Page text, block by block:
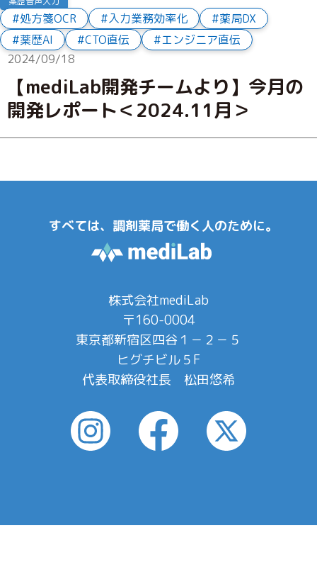
処方箋OCR 入力業務効率化
薬局DX
薬歴AI
CTO直伝
エンジニア直伝
2024/09/18
【mediLab開発チームより】今月の
開発レポート＜2024.11月＞
すべては、調剤薬局で働く人のために。
株式会社mediLab
〒160-0004
東京都新宿区四谷１－２－５
ヒグチビル５F
代表取締役社長 松田悠希